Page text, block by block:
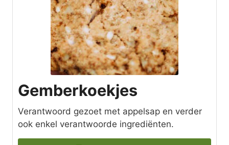
Gemberkoekjes
Verantwoord gezoet met appelsap en verder
ook enkel verantwoorde ingrediënten.